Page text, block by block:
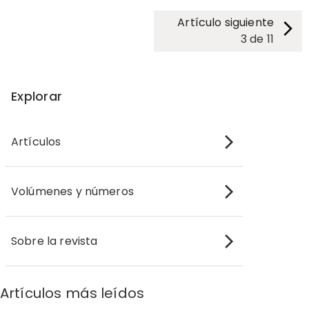
Artículo siguiente
3 de 11
Explorar
Artículos
Volúmenes y números
Sobre la revista
Artículos más leídos